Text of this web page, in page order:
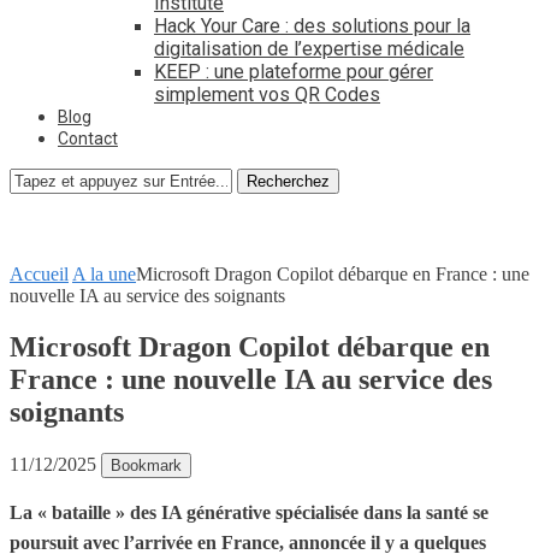
Hack Your Care : des solutions pour la
digitalisation de l’expertise médicale
KEEP : une plateforme pour gérer
simplement vos QR Codes
Blog
Contact
Recherchez
Accueil A la uneMicrosoft Dragon Copilot débarque en France : une
nouvelle IA au service des soignants
Microsoft Dragon Copilot débarque en
France : une nouvelle IA au service des
soignants
11/12/2025 Bookmark
La « bataille » des IA générative spécialisée dans la santé se
poursuit avec l’arrivée en France, annoncée il y a quelques